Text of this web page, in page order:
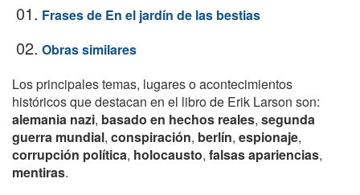
01. Frases de En el jardín de las bestias
02. Obras similares
Los principales temas, lugares o acontecimientos
históricos que destacan en el libro de Erik Larson son:
alemania nazi, basado en hechos reales, segunda
guerra mundial, conspiración, berlín, espionaje,
corrupción política, holocausto, falsas apariencias,
mentiras.